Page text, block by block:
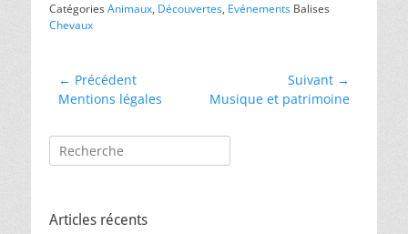
CatégoriesAnimaux, Découvertes, Evénements Balises
Chevaux
Navigation
de
← Précédent
Article
Mentions légales
Suivant →
Article
Musique et patrimoine
Rechercher :
Articles récents